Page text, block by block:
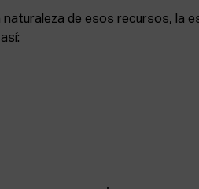
naturaleza de esos recursos, la